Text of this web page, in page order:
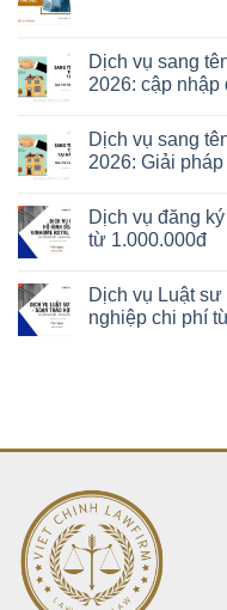
Dịch vụ sang
2026: cập
Dịch vụ sang
2026: Giải
Dịch vụ đăng
từ 1.000.000đ
Dịch vụ Luật
nghiệp chi phí